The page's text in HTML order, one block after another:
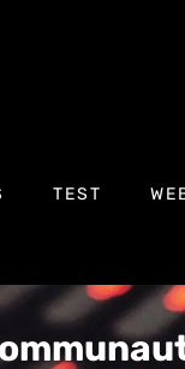
TEST